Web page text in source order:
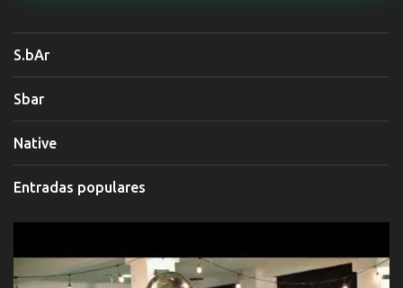
S.bAr
Sbar
Native
Entradas populares